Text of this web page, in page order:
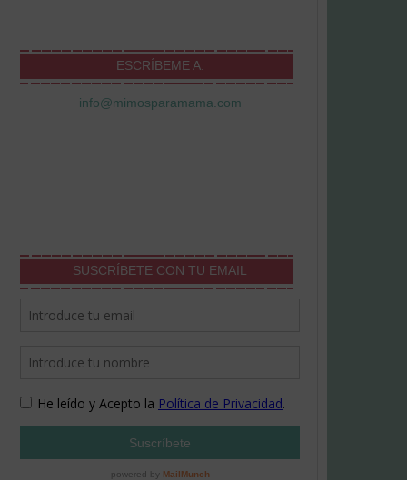
de la
ESCRÍBEME A:
info@mimosparamama.com
SUSCRÍBETE CON TU EMAIL